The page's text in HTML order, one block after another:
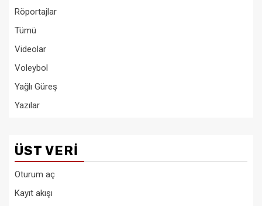
Röportajlar
Tümü
Videolar
Voleybol
Yağlı Güreş
Yazılar
ÜST VERI
Oturum aç
Kayıt akışı